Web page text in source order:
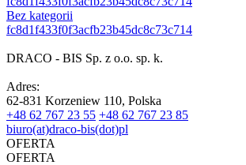
Bez kategorii
fc8d1f433f0f3acfb23b45dc8c73c714
DRACO - BIS Sp. z o.o. sp. k.
Adres:
62-831 Korzeniew 110, Polska
+48 62 767 23 55 +48 62 767 23 85
biuro(at)draco-bis(dot)pl
OFERTA
OFERTA